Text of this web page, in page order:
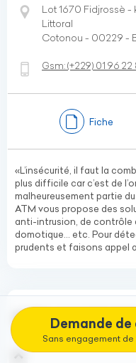
Demande de
Sans engagement de
Lot 1670 Fidjrossè -
Littoral
Cotonou - 00229 -
Gsm:(+229) 01 96 22
Fiche
«L’insécurité, il faut la
plus difficile car c’est de
malheureusement partie
ATM vous propose des
anti-intrusion, de contrôle
domotique... etc. Pour
prudents et faisons appel
INTER-CON
Sécurité électronique